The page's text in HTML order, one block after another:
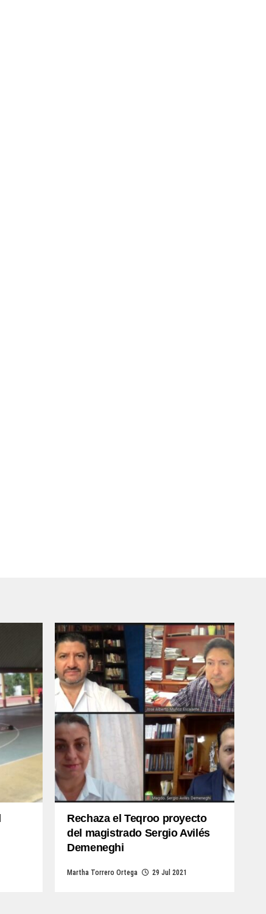
Rechaza el Teqroo proyecto
del magistrado Sergio Avilés
Demeneghi
Martha Torrero Ortega 29 Jul 2021